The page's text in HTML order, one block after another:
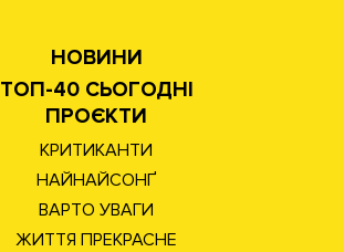
НОВИНИ
ТОП-40 СЬОГОДНІ
ПРОЄКТИ
КРИТИКАНТИ
НАЙНАЙСОНҐ
ВАРТО УВАГИ
ЖИТТЯ ПРЕКРАСНЕ